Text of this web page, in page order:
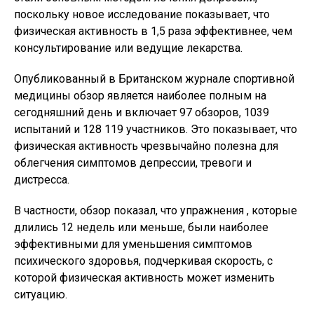
поскольку новое исследование показывает, что
физическая активность в 1,5 раза эффективнее, чем
консультирование или ведущие лекарства.
Опубликованный в Британском журнале спортивной
медицины обзор является наиболее полным на
сегодняшний день и включает 97 обзоров, 1039
испытаний и 128 119 участников. Это показывает, что
физическая активность чрезвычайно полезна для
облегчения симптомов депрессии, тревоги и
дистресса.
В частности, обзор показал, что упражнения , которые
длились 12 недель или меньше, были наиболее
эффективными для уменьшения симптомов
психического здоровья, подчеркивая скорость, с
которой физическая активность может изменить
ситуацию.